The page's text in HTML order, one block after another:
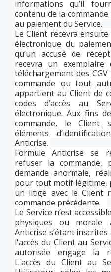
informations qu’il
contenu de la
au paiement du Service.
Le Client recevra
électronique du
qu’un accusé de
recevra un
téléchargement des
commande ou tout
appartient au Client de
codes d’accès au
électronique. Aux fins
commande, le Client
éléments
Anticrise.
Formule Anticrise se
refuser la commande,
demande anormale,
pour tout motif légitime,
un litige avec le Client
commande précédente.
Le Service n’est
physiques ou morale
Anticrise s’étant
l'accès du Client au
autorisée engage la
L'accès du Client au